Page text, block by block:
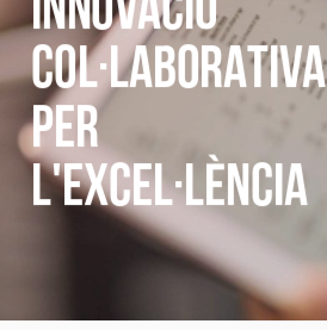
INNOVACIÓ
COL·LABORATIVA
PER
L'EXCEL·LÈNCIA